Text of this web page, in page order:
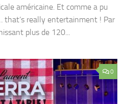
américaine. Et comme a pu
that’s really entertainment ! Par
plus de 120...
0